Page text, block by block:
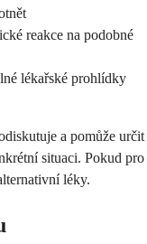
reakce na podobné
lékařské prohlídky
a pomůže určit
situaci. Pokud pro
léky.